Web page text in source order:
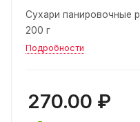
Сухари панировочные
200 г
Подробности
270.00 ₽